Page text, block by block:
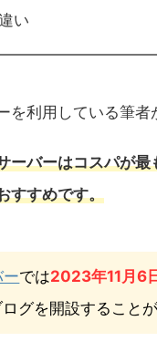
い
を利用している筆
ーバーはコスパが
すすめです。
では2023年11月6
グを開設することが